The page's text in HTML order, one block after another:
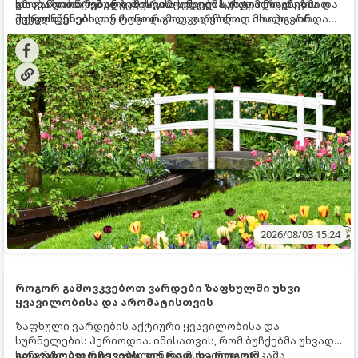
და განვითარებული ფესვთა სისტემა, რათა ნიადაგის
ქვედა ფენებიდან ტენი დამოუკიდებლად მოიპოვონ.
ხმობა დაიწყონ ან ზამთრის ყინვებს სუსტი ორგანიზმით
შეხვდნენ.
გთავაზობთ მებაღეების გამოცდილ საიდუმლოებებსა და
ოქროს წესებს, თუ როგორ გადავარჩინოთ ახალგაზრდა
ხეები ზაფხულის სიცხეში:
2026/08/03 15:24
როგორ გამოვკვებოთ ვარდები ზაფხულში უხვი
ყვავილობისა და არომატისთვის
ზაფხული ვარდების აქტიური ყვავილობისა და
სურნელების პერიოდია. იმისათვის, რომ ბუჩქებმა უხვად,
ხანგრძლივად იყვავილონ და მსხვილი, კაშკაშა
გთავაზობთ რჩევებს, თუ რით და როგორ